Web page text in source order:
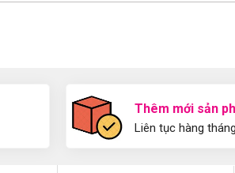
Thêm mới sản
Liên tục hàng tháng